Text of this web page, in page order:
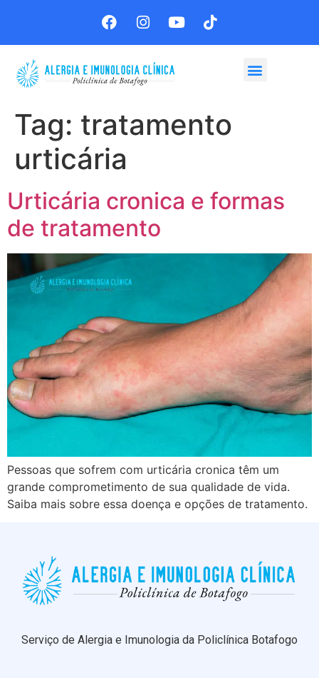
Tag: tratamento
urticária
Urticária cronica e formas
de tratamento
Pessoas que sofrem com urticária cronica têm um
grande comprometimento de sua qualidade de vida.
Saiba mais sobre essa doença e opções de tratamento.
Serviço de Alergia e Imunologia da Policlínica Botafogo